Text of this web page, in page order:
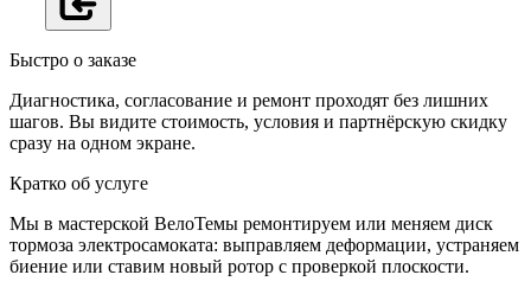
Быстро о заказе
Диагностика, согласование и ремонт проходят без лишних
шагов. Вы видите стоимость, условия и партнёрскую скидку
сразу на одном экране.
Кратко об услуге
Мы в мастерской ВелоТемы ремонтируем или меняем диск
тормоза электросамоката: выправляем деформации, устраняем
биение или ставим новый ротор с проверкой плоскости.